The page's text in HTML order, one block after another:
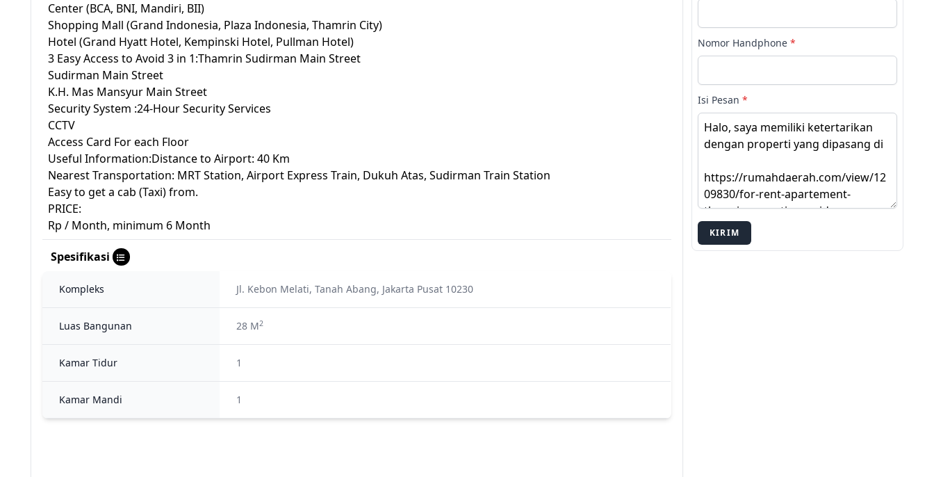
Center (BCA, BNI, Mandiri, BII)
Shopping Mall (Grand Indonesia, Plaza Indonesia, Thamrin City)
Hotel (Grand Hyatt Hotel, Kempinski Hotel, Pullman Hotel)
3 Easy Access to Avoid 3 in 1:Thamrin Sudirman Main Street
Sudirman Main Street
K.H. Mas Mansyur Main Street
Security System :24-Hour Security Services
CCTV
Access Card For each Floor
Useful Information:Distance to Airport: 40 Km
Nearest Transportation: MRT Station, Airport Express Train, Dukuh Atas, Sudirman Train Station
Easy to get a cab (Taxi) from.
PRICE:
Rp / Month, minimum 6 Month
Spesifikasi
Kompleks Jl. Kebon Melati, Tanah Abang, Jakarta Pusat 10230
Luas Bangunan 28 M2
Kamar Tidur 1
Kamar Mandi 1
Nomor Handphone *
Isi Pesan *
KIRIM